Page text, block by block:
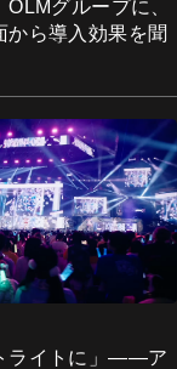
グループに、
から導入効果を聞
ライトに」――ア